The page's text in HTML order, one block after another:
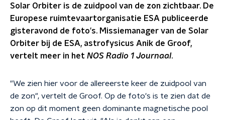
Solar Orbiter is de zuidpool van de zon zichtbaar. De
Europese ruimtevaartorganisatie ESA publiceerde
gisteravond de foto's. Missiemanager van de Solar
Orbiter bij de ESA, astrofysicus Anik de Groof,
vertelt meer in het NOS Radio 1 Journaal.
"We zien hier voor de allereerste keer de zuidpool van
de zon", vertelt de Groof. Op de foto's is te zien dat de
zon op dit moment geen dominante magnetische pool